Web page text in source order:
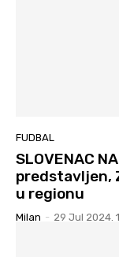
FUDBAL
SLOVENAC
predstavljen,
u regionu
Milan - 29 Jul 2024.